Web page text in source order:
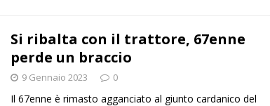
Si ribalta con il trattore, 67enne
perde un braccio
9 Gennaio 2023 0
Il 67enne è rimasto agganciato al giunto cardanico del